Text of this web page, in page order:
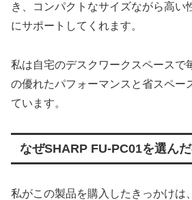
き、コンパクトなサイズながら高い
にサポートしてくれます。
私は自宅のデスクワークスペースで
の優れたパフォーマンスと省スペー
ています。
なぜSHARP FU-PC01を選ん
私がこの製品を購入したきっかけは